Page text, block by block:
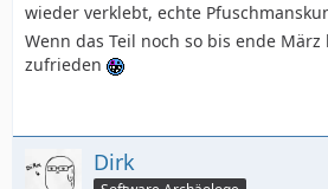
wieder verklebt, echte
Wenn das Teil noch so bis ende
zufrieden
Dirk